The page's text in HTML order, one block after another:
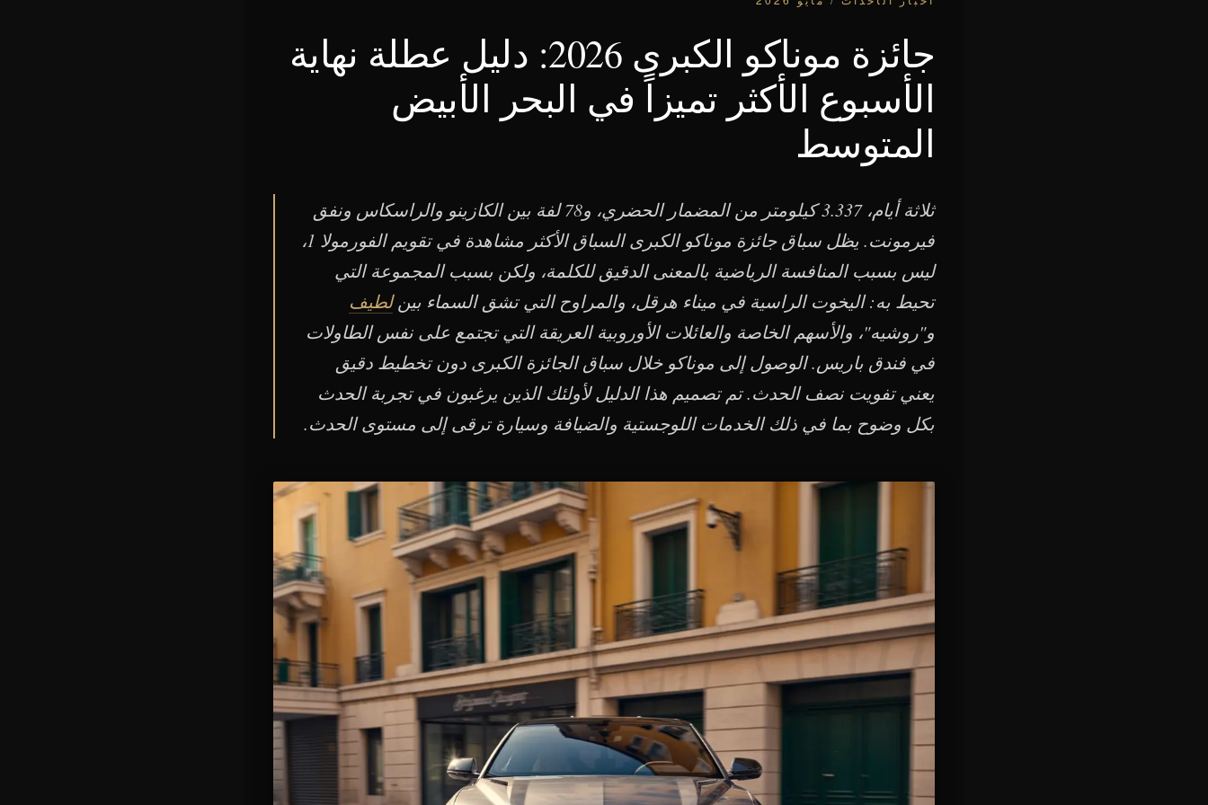
جائزة موناكو الكبرى 2026: دليل عطلة نهاية
الأسبوع الأكثر تميزاً في البحر الأبيض
المتوسط
ثلاثة أيام، 3.337 كيلومتر من المضمار الحضري، و78 لفة بين الكازينو والراسكاس ونفق
فيرمونت. يظل سباق جائزة موناكو الكبرى السباق الأكثر مشاهدة في تقويم الفورمولا 1،
ليس بسبب المنافسة الرياضية بالمعنى الدقيق للكلمة، ولكن بسبب المجموعة التي
تحيط به: اليخوت الراسية في ميناء هرقل، والمراوح التي تشق السماء بينلطيف
و"روشيه"، والأسهم الخاصة والعائلات الأوروبية العريقة التي تجتمع على نفس الطاولات
في فندق باريس. الوصول إلى موناكو خلال سباق الجائزة الكبرى دون تخطيط دقيق
يعني تفويت نصف الحدث. تم تصميم هذا الدليل لأولئك الذين يرغبون في تجربة الحدث
بكل وضوح بما في ذلك الخدمات اللوجستية والضيافة وسيارة ترقى إلى مستوى الحدث.